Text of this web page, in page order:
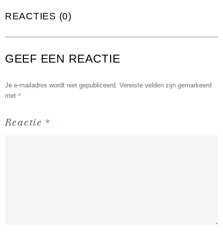
REACTIES (0)
GEEF EEN REACTIE
Je e-mailadres wordt niet gepubliceerd. Vereiste velden zijn gemarkeerd
met *
Reactie *